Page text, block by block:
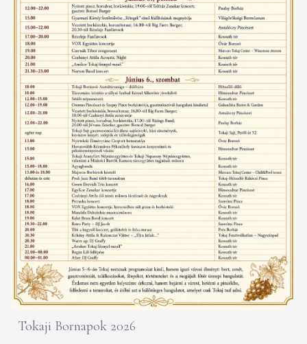
Tokaji Bornapok 2026